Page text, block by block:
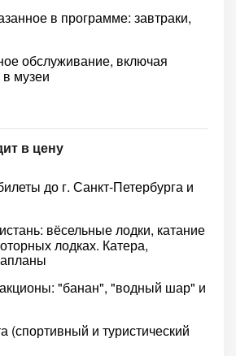
в программе: завтраки,
обслуживание, включая
музеи
в цену
до г. Санкт-Петербурга и
вёсельные лодки, катание
лодках. Катера,
"банан", "водный шар" и
(спортивный и туристический